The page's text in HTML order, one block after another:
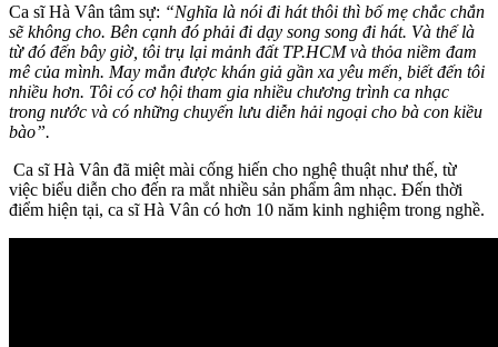
Ca sĩ Hà Vân tâm sự: “Nghĩa là nói đi hát thôi thì bố mẹ chắc chắn
sẽ không cho. Bên cạnh đó phải đi dạy song song đi hát. Và thế là
từ đó đến bây giờ, tôi trụ lại mảnh đất TP.HCM và thỏa niềm đam
mê của mình. May mắn được khán giả gần xa yêu mến, biết đến tôi
nhiều hơn. Tôi có cơ hội tham gia nhiều chương trình ca nhạc
trong nước và có những chuyến lưu diễn hải ngoại cho bà con kiều
bào”.
Ca sĩ Hà Vân đã miệt mài cống hiến cho nghệ thuật như thế, từ
việc biểu diễn cho đến ra mắt nhiều sản phẩm âm nhạc. Đến thời
điểm hiện tại, ca sĩ Hà Vân có hơn 10 năm kinh nghiệm trong nghề.